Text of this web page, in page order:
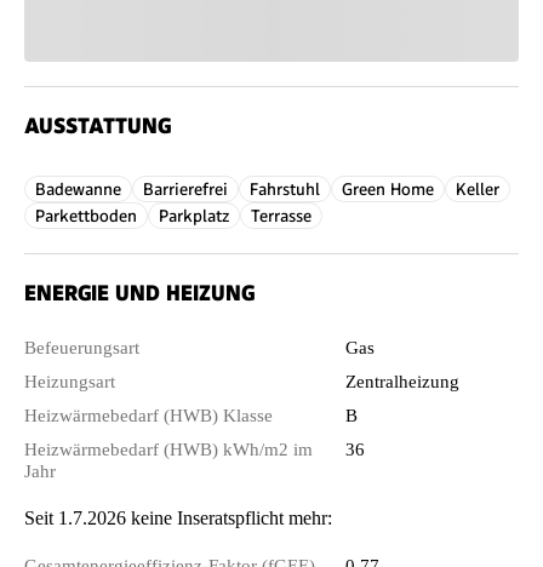
AUSSTATTUNG
Badewanne Barrierefrei Fahrstuhl Green Home
Keller
Parkettboden
Parkplatz Terrasse
ENERGIE UND HEIZUNG
Befeuerungsart
Gas
Heizungsart
Zentralheizung
Heizwärmebedarf (HWB) Klasse
B
Heizwärmebedarf (HWB) kWh/m2 im
Jahr
36
Seit 1.7.2026 keine Inseratspflicht mehr: